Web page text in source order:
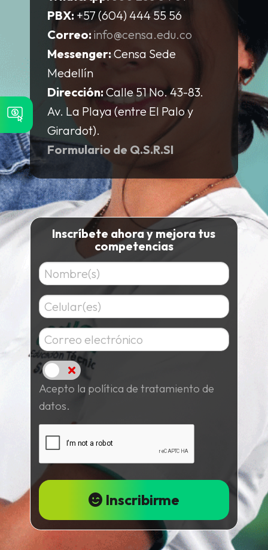
PBX: +57 (604) 444 55 56
Correo: info@censa.edu.co
Messenger:Censa Sede
Medellín
Dirección:Calle 51 No. 43-83.
Av. La Playa (entre El Palo y
Girardot).
Formulario de Q.S.R.SI
Inscríbete ahora y mejora tus
competencias
Acepto
Acepto la política de tratamiento de
datos.
Inscribirme